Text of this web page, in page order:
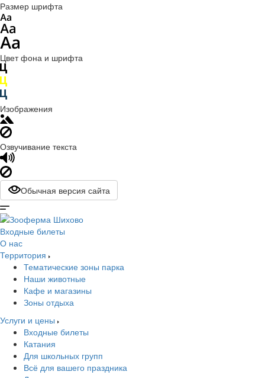
Размер шрифта
Цвет фона и шрифта
Изображения
Озвучивание текста
Обычная версия сайта
Входные билеты
О нас
Территория
Тематические зоны парка
Наши животные
Кафе и магазины
Зоны отдыха
Услуги и цены
Входные билеты
Катания
Для школьных групп
Всё для вашего праздника